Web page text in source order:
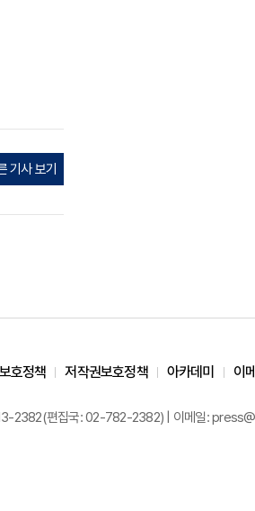
기사 보기
호정책 저작권보호정책 아카데미 이
2382(편집국: 02-782-2382) | 이메일: